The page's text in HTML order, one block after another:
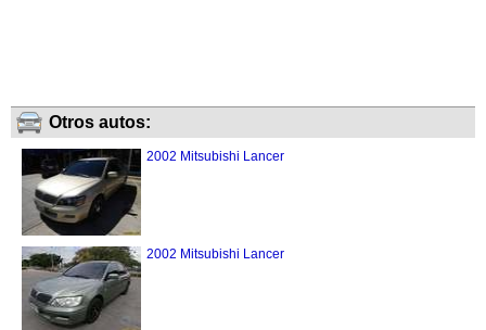
Otros autos:
2002 Mitsubishi Lancer
2002 Mitsubishi Lancer